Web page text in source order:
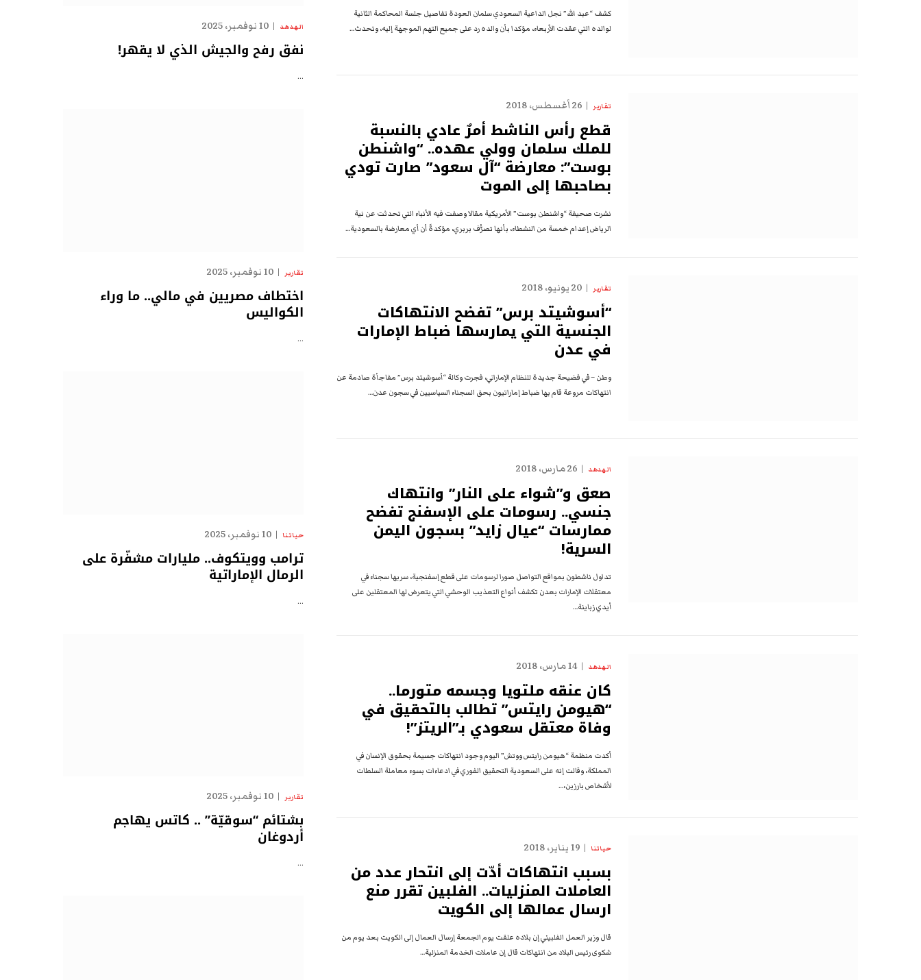
كشف “عبد الله” نجل الداعية السعودي سلمان العودة تفاصيل جلسة المحاكمة الثانية
لوالده التي عقدت الأربعاء، مؤكدا بأن والده رد على جميع التهم الموجهة إليه، وتحدث…
تقارير 26 أغسطس، 2018
قطع رأس الناشط أمرٌ عادي بالنسبة
للملك سلمان وولي عهده.. “واشنطن
بوست”: معارضة “آل سعود” صارت تودي
بصاحبها إلى الموت
نشرت صحيفة “واشنطن بوست” الأمريكية مقالا وصفت فيه الأنباء التي تحدثت عن نية
الرياض إعدام خمسة من النشطاء، بأنها تصرُّف بربري، مؤكدةً أن أي معارضة بالسعودية…
تقارير 20 يونيو، 2018
“أسوشيتد برس” تفضح الانتهاكات
الجنسية التي يمارسها ضباط الإمارات
في عدن
وطن – في فضيحة جديدة للنظام الإماراتي، فجرت وكالة “أسوشيتد برس” مفاجأة صادمة عن
انتهاكات مروعة قام بها ضباط إماراتيون بحق السجناء السياسيين في سجون عدن…
الهدهد 26 مارس، 2018
صعق و”شواء على النار” وانتهاك
جنسي.. رسومات على الإسفنج تفضح
ممارسات “عيال زايد” بسجون اليمن
السرية!
تداول ناشطون بمواقع التواصل صورا لرسومات على قطع إسفنجية، سربها سجناء في
معتقلات الإمارات بعدن تكشف أنواع التعذيب الوحشي التي يتعرض لها المعتقلين على
أيدي زباينة…
الهدهد 14 مارس، 2018
كان عنقه ملتويا وجسمه متورما..
“هيومن رايتس” تطالب بالتحقيق في
وفاة معتقل سعودي بـ”الريتز”!
أكدت منظمة “هيومن رايتس ووتش” اليوم وجود انتهاكات جسيمة بحقوق الإنسان في
المملكة، وقالت إنه على السعودية التحقيق الفوري في ادعاءات بسوء معاملة السلطات
لأشخاص بارزين،…
حياتنا 19 يناير، 2018
بسبب انتهاكات أدّت إلى انتحار عدد من
العاملات المنزليات.. الفلبين تقرر منع
ارسال عمالها إلى الكويت
قال وزير العمل الفلبيني إن بلاده علقت يوم الجمعة إرسال العمال إلى الكويت بعد يوم من
شكوى رئيس البلاد من انتهاكات قال إن عاملات الخدمة المنزلية…
الهدهد 10 نوفمبر، 2025
نفق رفح والجيش الذي لا يقهر!
…
تقارير 10 نوفمبر، 2025
اختطاف مصريين في مالي.. ما وراء
الكواليس
…
حياتنا 10 نوفمبر، 2025
ترامب وويتكوف.. مليارات مشفّرة على
الرمال الإماراتية
…
تقارير 10 نوفمبر، 2025
بشتائم “سوقيّة” .. كاتس يهاجم
أردوغان
…